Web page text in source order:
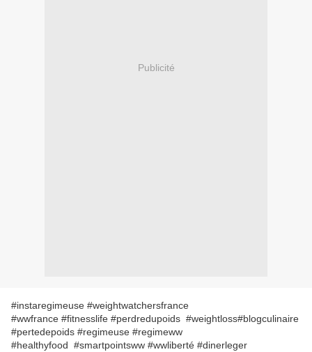
Publicité
#instaregimeuse #weightwatchersfrance
#wwfrance #fitnesslife #perdredupoids #weightloss#blogculinaire
#pertedepoids #regimeuse #regimeww
#healthyfood #smartpointsww #wwliberté #dinerleger